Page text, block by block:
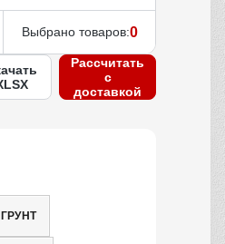
Выбрано товаров:0
Рассчитать
с
доставкой